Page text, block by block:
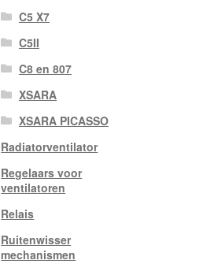
C5 X7
C5II
C8 en 807
XSARA
XSARA PICASSO
Radiatorventilator
Regelaars voor
ventilatoren
Relais
Ruitenwisser
mechanismen